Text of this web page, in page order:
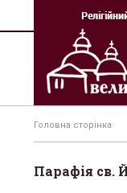
вмісту
Головна сторінка
Парафія св.